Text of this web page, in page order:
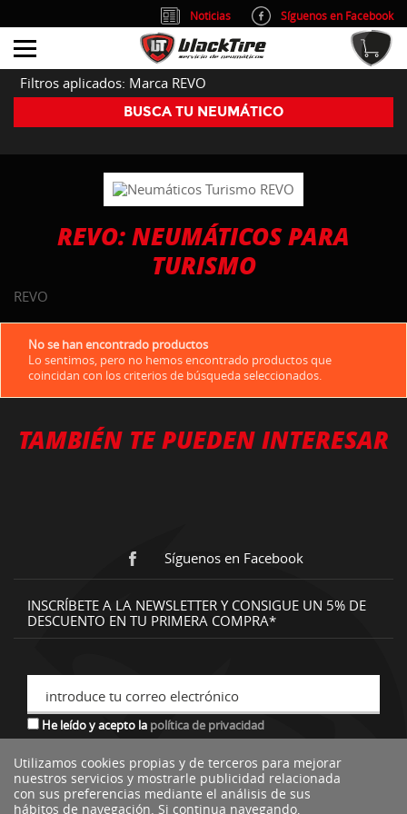
Filtros aplicados: Marca REVO
BUSCA TU NEUMÁTICO
REVO: NEUMÁTICOS PARA
TURISMO
REVO
No se han encontrado productos
Lo sentimos, pero no hemos encontrado productos que
coincidan con los criterios de búsqueda seleccionados.
TAMBIÉN TE PUEDEN INTERESAR
Síguenos en Facebook
INSCRÍBETE A LA NEWSLETTER Y CONSIGUE UN 5% DE
DESCUENTO EN TU PRIMERA COMPRA*
introduce tu correo electrónico
He leído y acepto la política de privacidad
*descuento no acumulable a otras ofertas o promociones.
Utilizamos cookies propias y de terceros para mejorar
nuestros servicios y mostrarle publicidad relacionada
con sus preferencias mediante el análisis de sus
hábitos de navegación. Si continua navegando,
Noticias
Síguenos en Facebook
info@blacktire.es
914 353 309
Atención al cliente: L/V 9:00-14:00 y 15:00-19:00